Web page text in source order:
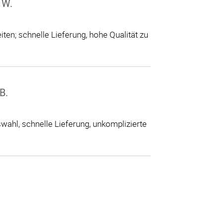
schnelle Lieferung, hohe Qualität zu
schnelle Lieferung, unkomplizierte